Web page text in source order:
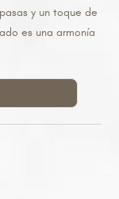
y un toque de
es una armonía